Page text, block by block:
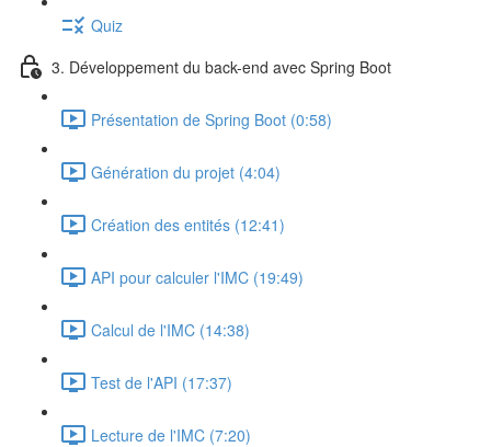
Quiz
3. Développement du back-end avec Spring Boot
Présentation de Spring Boot (0:58)
Génération du projet (4:04)
Création des entités (12:41)
API pour calculer l'IMC (19:49)
Calcul de l'IMC (14:38)
Test de l'API (17:37)
Lecture de l'IMC (7:20)